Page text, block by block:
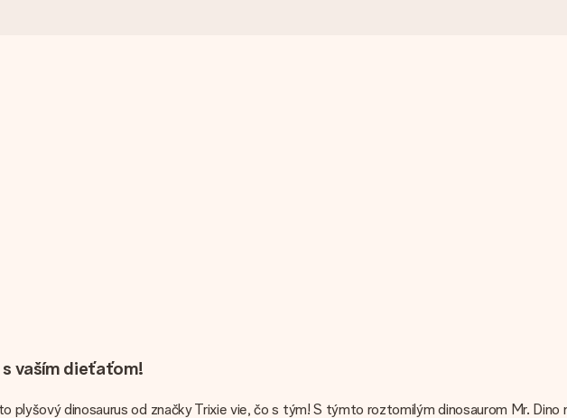
vaším dieťaťom!
plyšový dinosaurus od značky Trixie vie, čo s tým! S týmto roztomilým dinosaurom Mr. Dino